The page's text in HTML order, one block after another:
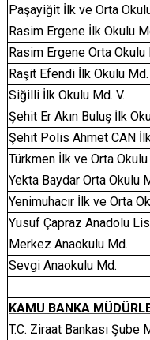
Paşayiğit İlk ve Orta
Rasim Ergene İlk Okulu
Rasim Ergene Orta Okulu
Raşit Efendi İlk Okulu Md.
Siğilli İlk Okulu Md. V.
Şehit Er Akın Buluş İlk
Şehit Polis Ahmet CAN
Türkmen İlk ve Orta
Yekta Baydar Orta Okulu
Yenimuhacır İlk ve Orta
Yusuf Çapraz Anadolu
Merkez Anaokulu Md.
Sevgi Anaokulu Md.
KAMU BANKA
T.C. Ziraat Bankası Şube